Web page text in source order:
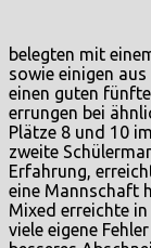
belegten mit
sowie einigen
einen guten
errungen bei
Plätze 8 und 10
zweite
Erfahrung,
eine Mannschaft
Mixed erreichte
viele eigene